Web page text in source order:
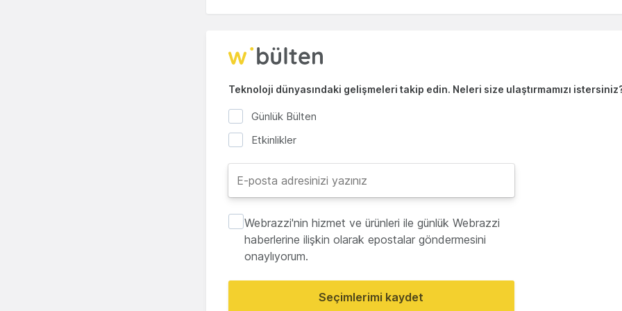
Teknoloji dünyasındaki gelişmeleri takip edin. Neleri size ulaştırmamızı
Günlük Bülten
Etkinlikler
Webrazzi'nin hizmet ve ürünleri ile günlük Webrazzi
haberlerine ilişkin olarak epostalar göndermesini
onaylıyorum.
Seçimlerimi kaydet